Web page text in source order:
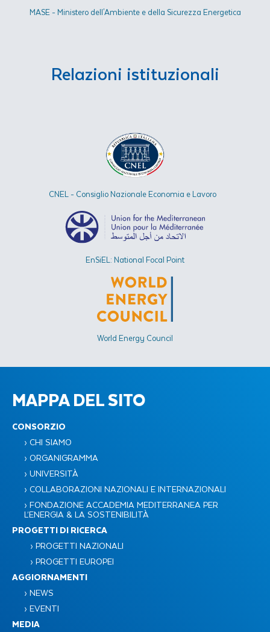
MASE - Ministero dell'Ambiente e della Sicurezza Energetica​
Relazioni istituzionali
CNEL - Consiglio Nazionale Economia e Lavoro
EnSiEL: National Focal Point
World Energy Council
MAPPA DEL SITO
CONSORZIO
› CHI SIAMO
› ORGANIGRAMMA
› UNIVERSITÀ
› COLLABORAZIONI NAZIONALI E INTERNAZIONALI
› FONDAZIONE ACCADEMIA MEDITERRANEA PER
L’ENERGIA & LA SOSTENIBILITÀ​
PROGETTI DI RICERCA
› PROGETTI NAZIONALI
› PROGETTI EUROPEI
AGGIORNAMENTI
› NEWS
› EVENTI
MEDIA